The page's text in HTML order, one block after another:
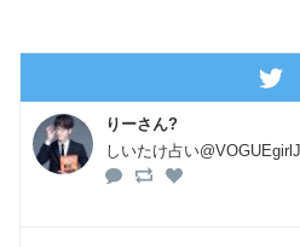
りーさん?
しいたけ占い